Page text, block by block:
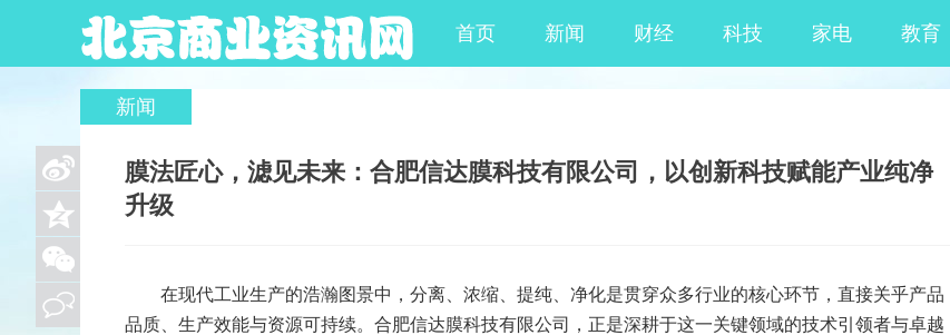
首页 新闻 财经 科技 家电 教育
新闻
膜法匠心，滤见未来：合肥信达膜科技有限公司，以创新科技赋能产业纯净
升级
在现代工业生产的浩瀚图景中，分离、浓缩、提纯、净化是贯穿众多行业的核心环节，直接关乎产品
品质、生产效能与资源可持续。合肥信达膜科技有限公司，正是深耕于这一关键领域的技术引领者与卓越